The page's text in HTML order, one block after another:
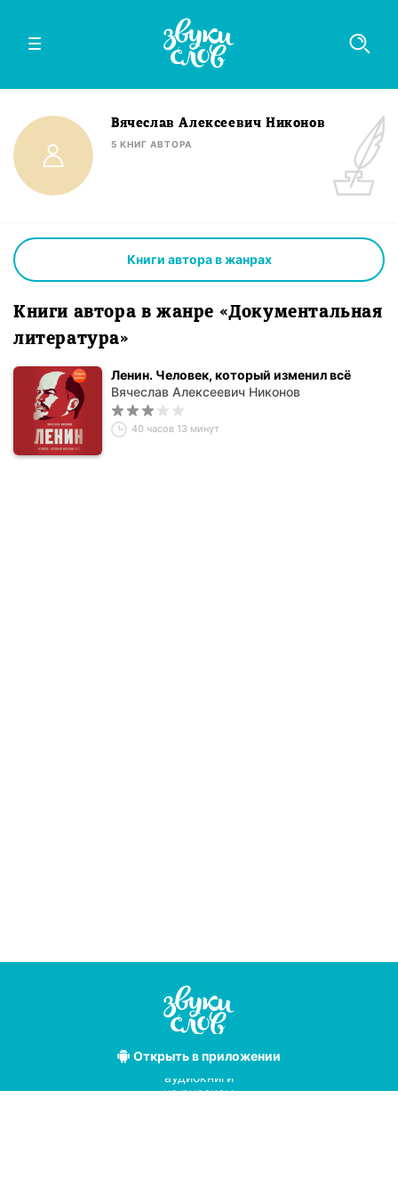
Вячеслав Алексеевич Никонов
5 КНИГ АВТОРА
Книги автора в жанрах
Книги автора в жанре «Документальная
литература»
Ленин. Человек, который изменил всё
Вячеслав Алексеевич Никонов
40 часов 13 минут
Открытьв приложении
Лучшие
аудиокниги
на русском